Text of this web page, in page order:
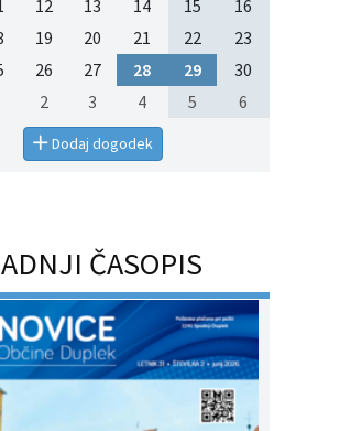
12 13 14 15
16
19 20 21 22
23
26 27 28 29
30
2 3 4 5 6
Dodaj dogodek
ČASOPIS